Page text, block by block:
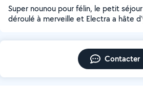
Super nounou pour félin, le petit
déroulé à merveille et Electra a hâte
Contacter